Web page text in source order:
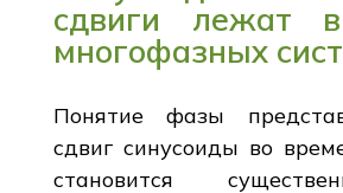
сдвиги лежат
многофазных
Понятие фазы
сдвиг синусоиды во
становится